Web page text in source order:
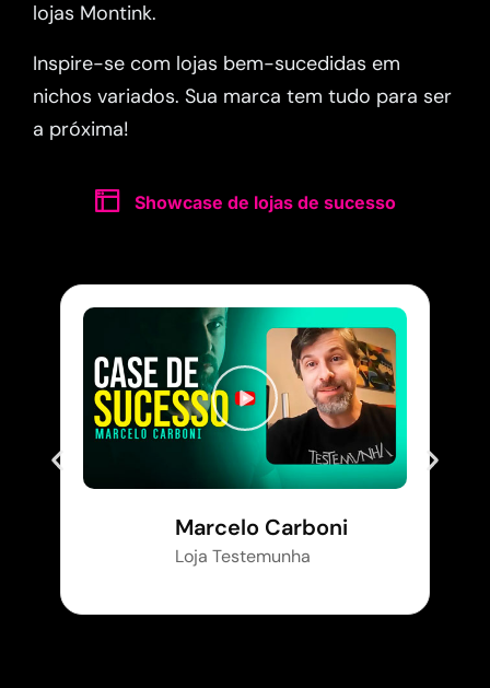
lojas Montink.
Inspire-se com lojas bem-sucedidas em
nichos variados. Sua marca tem tudo para ser
a próxima!
Showcase de lojas de sucesso
Marcelo Carboni
Loja Testemunha